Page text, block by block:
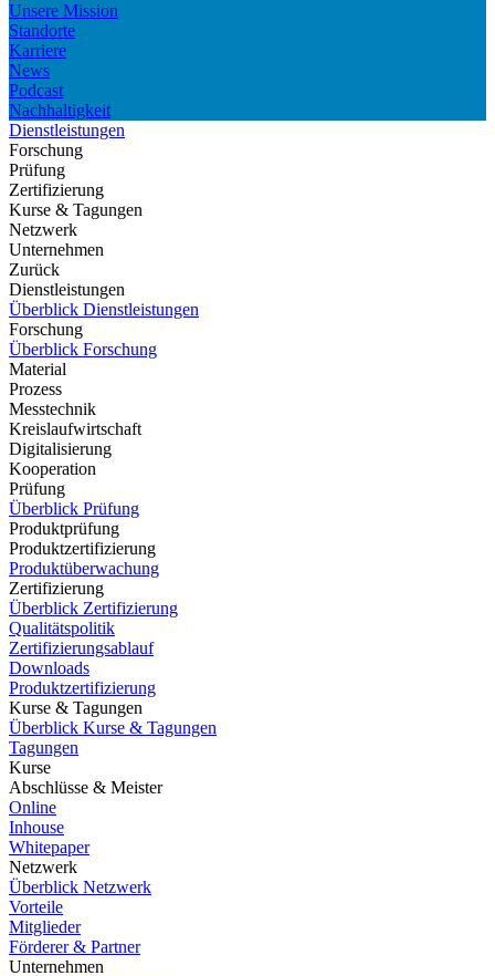
Unsere Mission
Standorte
Karriere
News
Podcast
Nachhaltigkeit
Dienstleistungen
Forschung
Prüfung
Zertifizierung
Kurse & Tagungen
Netzwerk
Unternehmen
Zurück
Dienstleistungen
Überblick Dienstleistungen
Forschung
Überblick Forschung
Material
Prozess
Messtechnik
Kreislaufwirtschaft
Digitalisierung
Kooperation
Prüfung
Überblick Prüfung
Produktprüfung
Produktzertifizierung
Produktüberwachung
Zertifizierung
Überblick Zertifizierung
Qualitätspolitik
Zertifizierungsablauf
Downloads
Produktzertifizierung
Kurse & Tagungen
Überblick Kurse & Tagungen
Tagungen
Kurse
Abschlüsse & Meister
Online
Inhouse
Whitepaper
Netzwerk
Überblick Netzwerk
Vorteile
Mitglieder
Förderer & Partner
Unternehmen